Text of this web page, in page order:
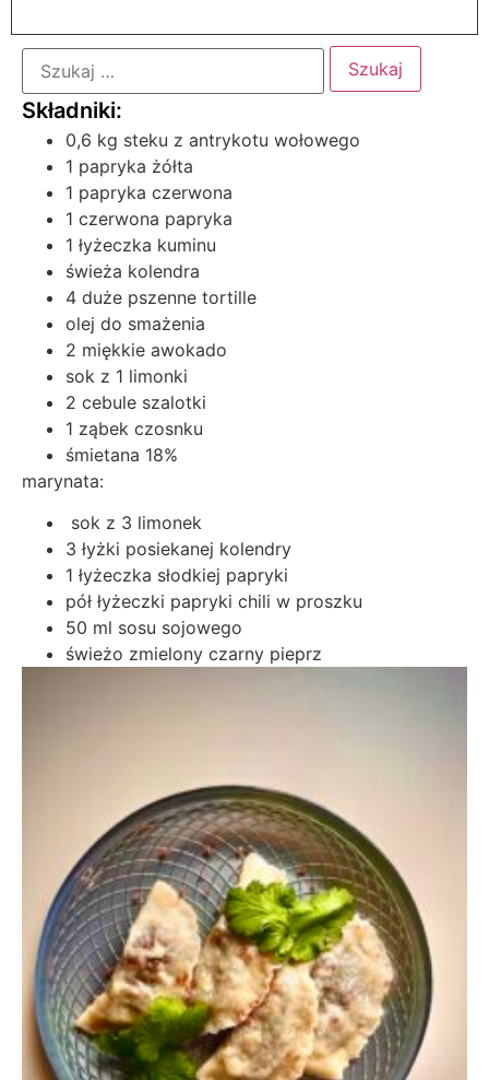
0,6 kg steku z antrykotu wołowego
1 papryka żółta
1 papryka czerwona
1 czerwona papryka
1 łyżeczka kuminu
świeża kolendra
4 duże pszenne tortille
olej do smażenia
2 miękkie awokado
sok z 1 limonki
2 cebule szalotki
1 ząbek czosnku
śmietana 18%
marynata:
sok z 3 limonek
3 łyżki posiekanej kolendry
1 łyżeczka słodkiej papryki
pół łyżeczki papryki chili w proszku
50 ml sosu sojowego
świeżo zmielony czarny pieprz